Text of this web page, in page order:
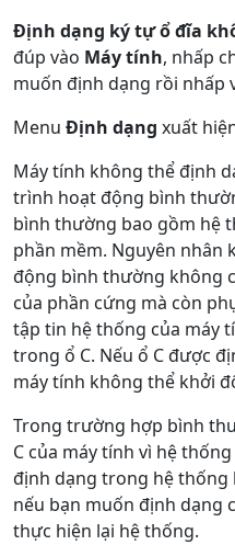
Định dạng ký tự ổ đĩa
đúp vào Máy tính, nhấp
muốn định dạng rồi nhấp
Menu Định dạng xuất
Máy tính không thể định
trình hoạt động bình
bình thường bao gồm hệ
phần mềm. Nguyên nhân
động bình thường không
của phần cứng mà còn
tập tin hệ thống của máy
trong ổ C. Nếu ổ C được
máy tính không thể khởi
Trong trường hợp bình
C của máy tính vì hệ
định dạng trong hệ thống
nếu bạn muốn định dạng
thực hiện lại hệ thống.